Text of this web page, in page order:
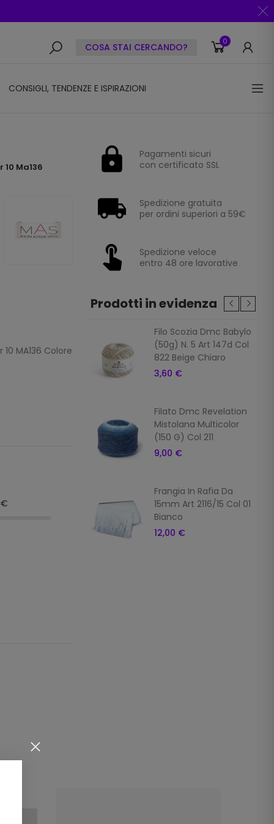
COSA STAI CERCANDO? 0
CONSIGLI, TENDENZE E ISPIRAZIONI
Ma136
MA136 Colore
Pagamenti sicuri
con certificato SSL
Spedizione gratuita
per ordini superiori a 59€
Spedizione veloce
entro 48 ore lavorative
Prodotti in evidenza
2116/15 Col 7
Da 15mm Art
Filo Scozia Dmc Babylo
(50g) N. 5 Art 147d Col
822 Beige Chiaro
3,60 €
Filato Dmc Revelation
Mistolana Multicolor
(150 G) Col 211
9,00 €
Frangia In Rafia Da
15mm Art 2116/15 Col 01
Bianco
12,00 €